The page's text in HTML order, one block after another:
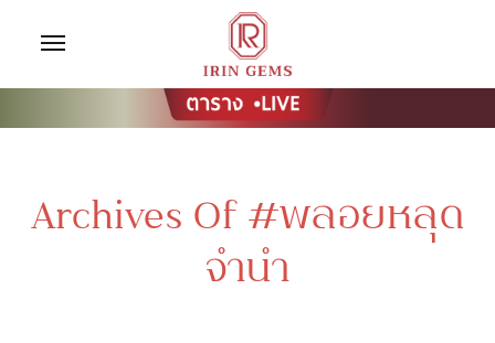
Archives Of #พลอยหลุด
จำนำ